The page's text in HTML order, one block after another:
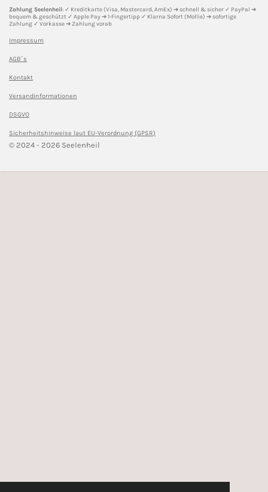
Zahlung Seelenheil: ✓ Kreditkarte (Visa, Mastercard, AmEx) ➔ schnell & sicher ✓ PayPal ➔
bequem & geschützt ✓ Apple Pay ➔ 1-Fingertipp ✓ Klarna Sofort (Mollie) ➔ sofortige
Zahlung ✓ Vorkasse ➔ Zahlung vorab
Impressum
AGB´s
Kontakt
Versandinformationen
DSGVO
Sicherheitshinweise laut EU-Verordnung (GPSR)
© 2024 - 2026 Seelenheil